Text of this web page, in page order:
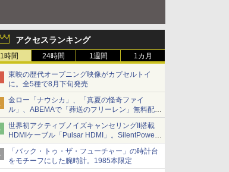
アクセスランキング
1時間 24時間 1週間 1カ月
東映の歴代オープニング映像がカプセルトイ
に。全5種で8月下旬発売
金ロー「ナウシカ」、「真夏の怪奇ファイ
ル」、ABEMAで「葬送のフリーレン」無料配信
など。夏の特番・配信情報
世界初アクティブノイズキャンセリングII搭載
HDMIケーブル「Pulsar HDMI」。SilentPower
から
「バック・トゥ・ザ・フューチャー」の時計台
をモチーフにした腕時計。1985本限定